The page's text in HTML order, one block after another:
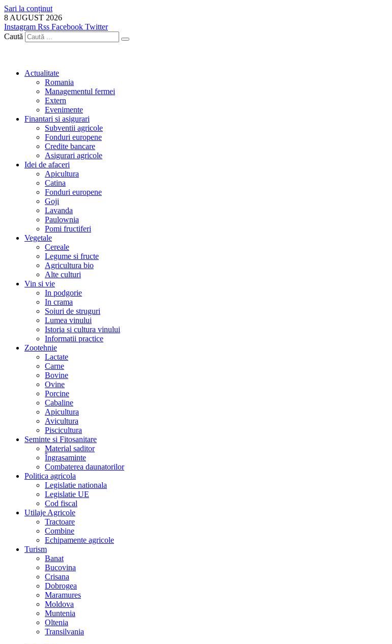
Sari la conținut
8 AUGUST 2026
Instagram Rss Facebook Twitter
Caută
Actualitate
Romania
Managementul fermei
Extern
Evenimente
Finantari si asigurari
Subventii agricole
Fonduri europene
Credite bancare
Asigurari agricole
Idei de afaceri
Apicultura
Catina
Fonduri europene
Goji
Lavanda
Paulownia
Pomi fructiferi
Vegetale
Cereale
Legume si fructe
Agricultura bio
Alte culturi
Vin si vie
In podgorie
In crama
Soiuri de struguri
Lumea vinului
Istoria si cultura vinului
Informatii practice
Zootehnie
Lactate
Carne
Bovine
Ovine
Porcine
Cabaline
Apicultura
Avicultura
Piscicultura
Seminte si Fitosanitare
Material saditor
Îngrasaminte
Combaterea daunatorilor
Politica agricola
Legislatie nationala
Legislatie UE
Cod fiscal
Utilaje Agricole
Tractoare
Combine
Echipamente agricole
Turism
Banat
Bucovina
Crisana
Dobrogea
Maramures
Moldova
Muntenia
Oltenia
Transilvania